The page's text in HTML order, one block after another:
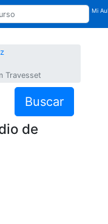
Mi
Travesset
Buscar
de